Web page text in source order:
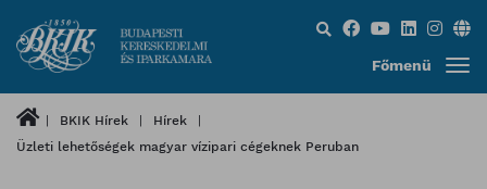
Keresés...
Főmenü
BKIK Hírek
Hírek
Üzleti lehetőségek magyar vízipari cégeknek Peruban